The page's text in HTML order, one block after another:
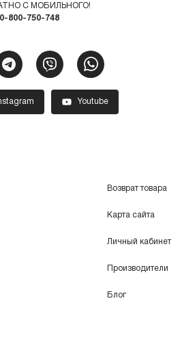
С МОБИЛЬНОГО!
0-800-750-748
Youtube
Возврат товара
Карта сайта
Личный кабинет
Производители
Блог